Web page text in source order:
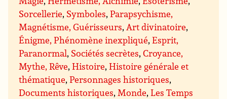
Sorcellerie, Symboles,Parapsychisme,
Magnétisme, Guérisseurs, Art divinatoire,
Énigme, Phénomène inexpliqué,Esprit,
Paranormal, Sociétés secrètes,Croyance,
Mythe, Rêve,Histoire,Histoire générale et
thématique,Personnages historiques,
Documents historiques, Monde,Les Temps